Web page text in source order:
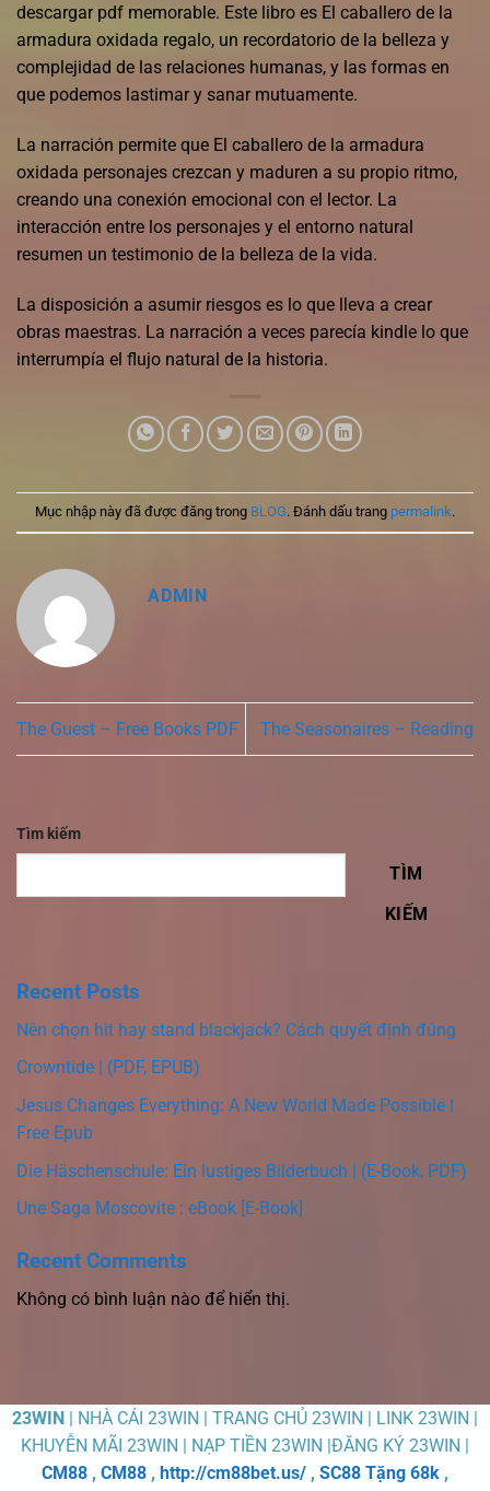
descargar pdf memorable. Este libro es El caballero de la
armadura oxidada regalo, un recordatorio de la belleza y
complejidad de las relaciones humanas, y las formas en
que podemos lastimar y sanar mutuamente.
La narración permite que El caballero de la armadura
oxidada personajes crezcan y maduren a su propio ritmo,
creando una conexión emocional con el lector. La
interacción entre los personajes y el entorno natural
resumen un testimonio de la belleza de la vida.
La disposición a asumir riesgos es lo que lleva a crear
obras maestras. La narración a veces parecía kindle lo que
interrumpía el flujo natural de la historia.
Mục nhập này đã được đăng trong BLOG. Đánh dấu trang permalink.
ADMIN
The Guest – Free Books PDF The Seasonaires – Reading
Tìm kiếm
TÌM
KIẾM
Recent Posts
Nên chọn hit hay stand blackjack? Cách quyết định đúng
Crowntide | (PDF, EPUB)
Jesus Changes Everything: A New World Made Possible |
Free Epub
Die Häschenschule: Ein lustiges Bilderbuch | (E-Book, PDF)
Une Saga Moscovite : eBook [E-Book]
Recent Comments
Không có bình luận nào để hiển thị.
23WIN | NHÀ CÁI 23WIN | TRANG CHỦ 23WIN | LINK 23WIN |
KHUYỄN MÃI 23WIN | NẠP TIỀN 23WIN |ĐĂNG KÝ 23WIN |
CM88 , CM88 , http://cm88bet.us/ , SC88 Tặng 68k ,